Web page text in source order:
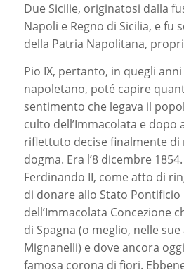
Due Sicilie, originatosi dalla
Napoli e Regno di Sicilia, e fu
della Patria Napolitana,
Pio IX, pertanto, in quegli
napoletano, poté capire
sentimento che legava il
culto dell’Immacolata e dopo
riflettuto decise finalmente di
dogma. Era l’8 dicembre
Ferdinando II, come atto di
di donare allo Stato Pontificio
dell’Immacolata Concezione
di Spagna (o meglio, nelle sue
Mignanelli) e dove ancora
famosa corona di fiori.